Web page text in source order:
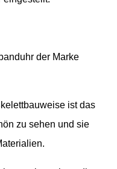
der Marke
ist das
zu sehen und sie